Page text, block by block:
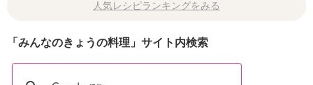
人気レシピランキングをみる
「みんなのきょうの料理」サイト内検索